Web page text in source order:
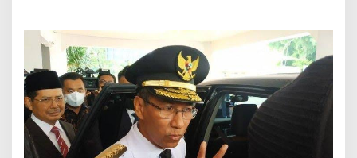
P
j
G
u
b
e
r
n
u